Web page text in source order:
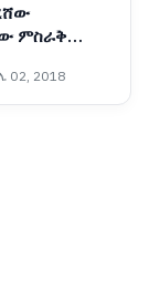
ምስራቅ
2018